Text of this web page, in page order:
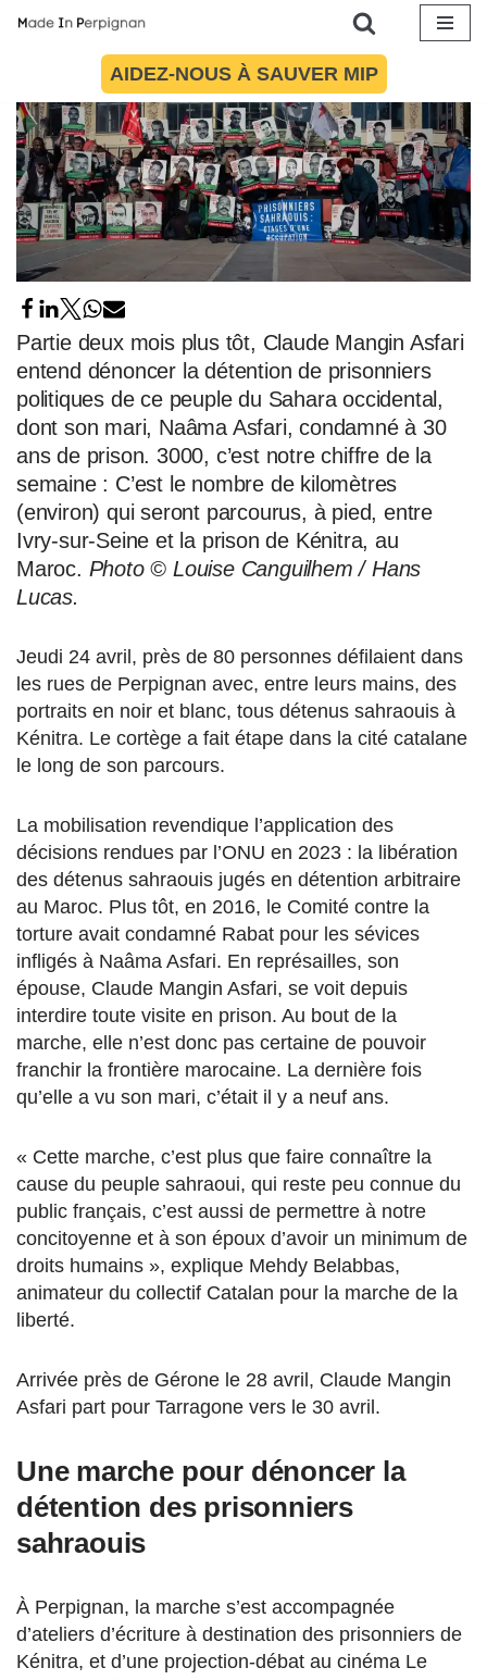
contenu
AIDEZ-NOUS À SAUVER MIP
Partie deux mois plus tôt, Claude Mangin Asfari
entend dénoncer la détention de prisonniers
politiques de ce peuple du Sahara occidental,
dont son mari, Naâma Asfari, condamné à 30
ans de prison. 3000, c’est notre chiffre de la
semaine : C’est le nombre de kilomètres
(environ) qui seront parcourus, à pied, entre
Ivry-sur-Seine et la prison de Kénitra, au
Maroc. Photo © Louise Canguilhem / Hans
Lucas.
Jeudi 24 avril, près de 80 personnes défilaient dans
les rues de Perpignan avec, entre leurs mains, des
portraits en noir et blanc, tous détenus sahraouis à
Kénitra. Le cortège a fait étape dans la cité catalane
le long de son parcours.
La mobilisation revendique l’application des
décisions rendues par l’ONU en 2023 : la libération
des détenus sahraouis jugés en détention arbitraire
au Maroc. Plus tôt, en 2016, le Comité contre la
torture avait condamné Rabat pour les sévices
infligés à Naâma Asfari. En représailles, son
épouse, Claude Mangin Asfari, se voit depuis
interdire toute visite en prison. Au bout de la
marche, elle n’est donc pas certaine de pouvoir
franchir la frontière marocaine. La dernière fois
qu’elle a vu son mari, c’était il y a neuf ans.
« Cette marche, c’est plus que faire connaître la
cause du peuple sahraoui, qui reste peu connue du
public français, c’est aussi de permettre à notre
concitoyenne et à son époux d’avoir un minimum de
droits humains », explique Mehdy Belabbas,
animateur du collectif Catalan pour la marche de la
liberté.
Arrivée près de Gérone le 28 avril, Claude Mangin
Asfari part pour Tarragone vers le 30 avril.
Une marche pour dénoncer la
détention des prisonniers
sahraouis
À Perpignan, la marche s’est accompagnée
d’ateliers d’écriture à destination des prisonniers de
Kénitra, et d’une projection-débat au cinéma Le